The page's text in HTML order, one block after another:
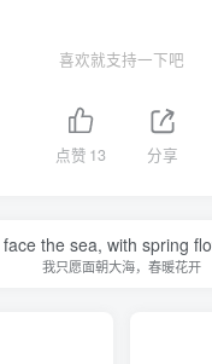
喜欢就支持一下吧
点赞 13 分享
the sea, with spring
我只愿面朝大海，春暖花开